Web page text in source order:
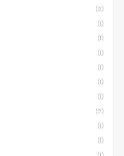
(2)
(1)
(1)
(1)
(1)
(1)
(1)
(2)
(1)
(1)